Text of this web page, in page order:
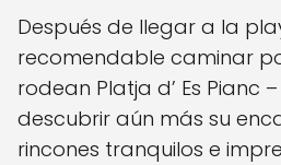
Después de llegar a la
recomendable caminar
rodean Platja d’ Es Pianc
descubrir aún más su
rincones tranquilos e